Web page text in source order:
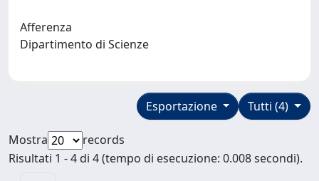
Afferenza
Dipartimento di Scienze
Tutti (4)
Esportazione
Mostra
records
Risultati 1 - 4 di 4 (tempo di esecuzione: 0.008 secondi).